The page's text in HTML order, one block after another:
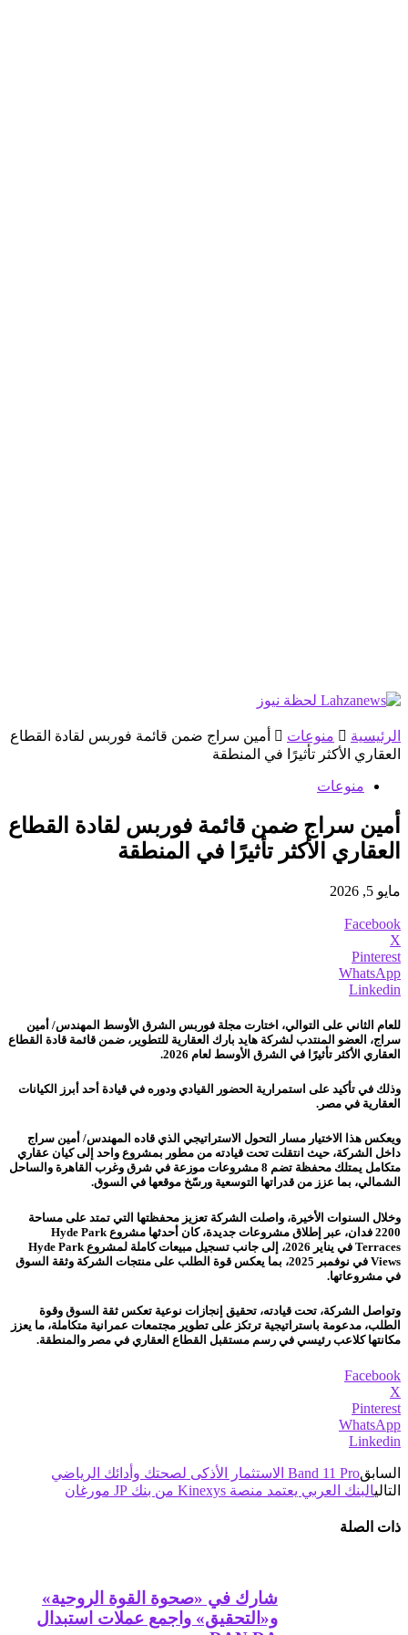
الرئيسية منوعات
أمين سراج ضمن قائمة فوربس لقادة القطاع
العقاري الأكثر تأثيرًا في المنطقة
منوعات
أمين سراج ضمن قائمة فوربس لقادة القطاع
العقاري الأكثر تأثيرًا في المنطقة
مايو 5, 2026
Facebook
X
Pinterest
WhatsApp
Linkedin
للعام الثاني على التوالي، اختارت مجلة فوربس الشرق الأوسط المهندس/ أمين
سراج، العضو المنتدب لشركة هايد بارك العقارية للتطوير، ضمن قائمة قادة القطاع
العقاري الأكثر تأثيرًا في الشرق الأوسط لعام 2026.
وذلك في تأكيد على استمرارية الحضور القيادي ودوره في قيادة أحد أبرز الكيانات
العقارية في مصر.
ويعكس هذا الاختيار مسار التحول الاستراتيجي الذي قاده المهندس/ أمين سراج
داخل الشركة، حيث انتقلت تحت قيادته من مطور بمشروع واحد إلى كيان عقاري
متكامل يمتلك محفظة تضم 8 مشروعات موزعة في شرق وغرب القاهرة والساحل
الشمالي، بما عزز من قدراتها التوسعية ورسّخ موقعها في السوق.
وخلال السنوات الأخيرة، واصلت الشركة تعزيز محفظتها التي تمتد على مساحة
2200 فدان، عبر إطلاق مشروعات جديدة، كان أحدثها مشروع Hyde Park
Terraces في يناير 2026، إلى جانب تسجيل مبيعات كاملة لمشروع Hyde Park
Views في نوفمبر 2025، بما يعكس قوة الطلب على منتجات الشركة وثقة السوق
في مشروعاتها.
وتواصل الشركة، تحت قيادته، تحقيق إنجازات نوعية تعكس ثقة السوق وقوة
الطلب، مدعومة باستراتيجية ترتكز على تطوير مجتمعات عمرانية متكاملة، ما يعزز
مكانتها كلاعب رئيسي في رسم مستقبل القطاع العقاري في مصر والمنطقة.
Facebook
X
Pinterest
WhatsApp
Linkedin
السابقBand 11 Pro الاستثمار الأذكى لصحتك وأدائك الرياضي
التاليالبنك العربي يعتمد منصة Kinexys من بنك JP مورغان
ذات الصلة
شارك في «صحوة القوة الروحية»
و«التحقيق» واجمع عملات استبدال